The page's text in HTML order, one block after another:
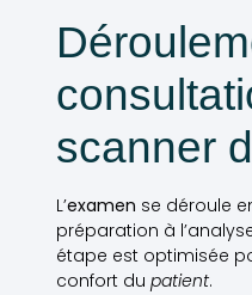
scanner
L’examen se déroule
préparation à
étape est optimisée
confort du patient.